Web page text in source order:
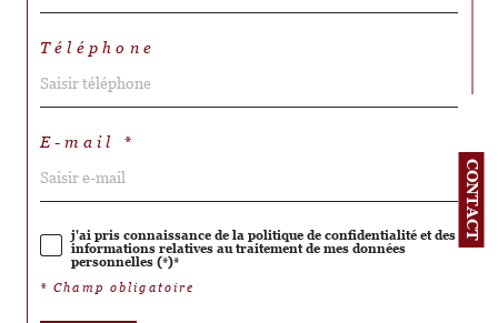
CONTACT
Téléphone
E-mail *
j'ai pris connaissance de la politique de confidentialité et des
informations relatives au traitement de mes données
personnelles (*)*
* Champ obligatoire